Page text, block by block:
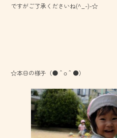
ですがご了承くださいね(^_-)-☆
☆本日の様子（●＾o＾●）